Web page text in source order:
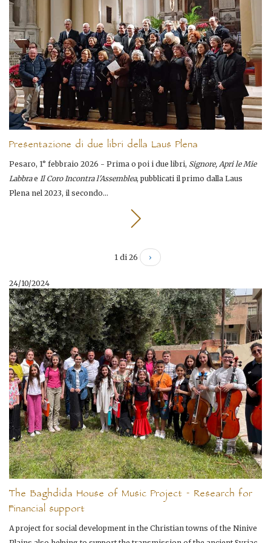
Presentazione di due libri della Laus Plena
Pesaro, 1° febbraio 2026 - Prima o poi i due libri, Signore, Apri le Mie
Labbrae Il Coro Incontra l'Assemblea, pubblicati il primo dalla Laus
Plena nel 2023, il secondo...
1 di 26 ›
24/10/2024
The Baghdida House of Music Project - Research for
Financial support
A project for social development in the Christian towns of the Ninive